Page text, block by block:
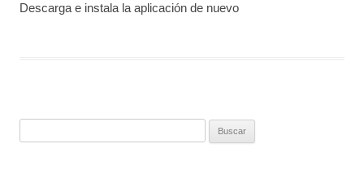
Descarga e instala la aplicación de nuevo